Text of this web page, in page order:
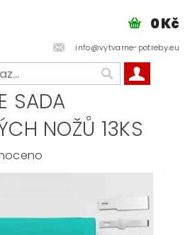
info@vytvarne-potreby.eu
0 Kč
SADA
NOŽŮ 13KS